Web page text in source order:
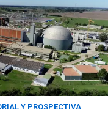
Y PROSPECTIVA